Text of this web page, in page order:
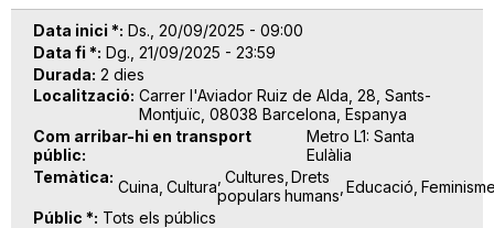
Data inici * Ds., 20/09/2025 - 09:00
Data fi * Dg., 21/09/2025 - 23:59
Durada 2 dies
Localització Carrer l'Aviador Ruiz de Alda, 28, Sants-
Montjuïc, 08038 Barcelona, Espanya
Com arribar-hi en transport
públic
Metro L1: Santa
Eulàlia
Temàtica Cuina Cultura Cultures
populars
Drets
humans Educació
Públic * Tots els públics